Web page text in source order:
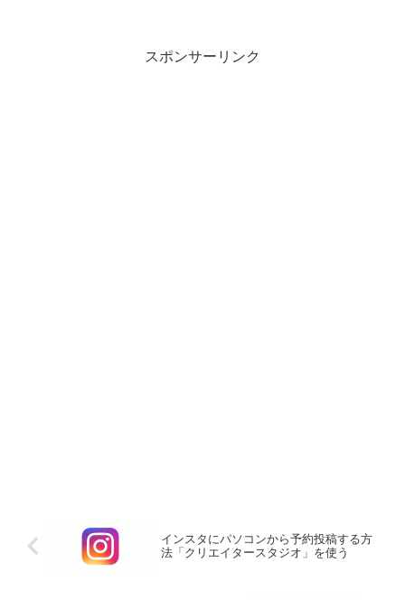
スポンサーリンク
インスタにパソコンから予約投稿する方
法「クリエイタースタジオ」を使う